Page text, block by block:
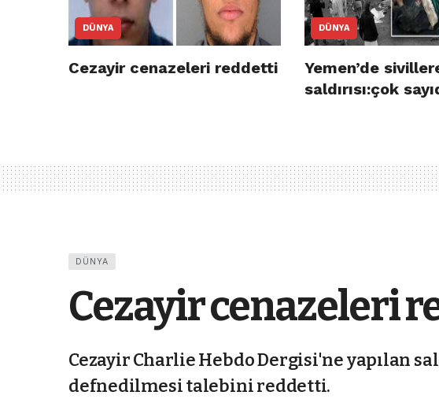
DÜNYA
Cezayir cenazeleri reddetti
DÜNYA
Yemen’de
saldırısı:çok
DÜNYA
Cezayir cenazeleri
Cezayir Charlie Hebdo Dergisi'ne yapılan
defnedilmesi talebini reddetti.